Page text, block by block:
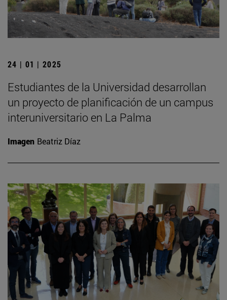
24 | 01 | 2025
Estudiantes de la Universidad desarrollan
un proyecto de planificación de un campus
interuniversitario en La Palma
Imagen Beatriz Díaz